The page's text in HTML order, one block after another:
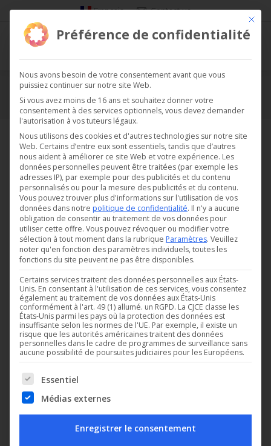
Français Contact us
About us
Vous êtes ici :
Active since 1989, Digitel SA is today one of the leaders in the
regulation and remote management of refrigeration
installations. The company has a strong portfolio of
customers throughout Europe and has carried out more than
3’000 installations in the fields of food retailing, hotels,
restaurants, industry and health (hospitals and pharmaceutical
laboratories).
Digitel SA is based in Cugy (VD), Switzerland.
2021
Changement de propriétaire. La société
Digitel reste en mains familiales et garde
2019
Ce
Préférence de confidentialité
Nous avons besoin de votre consentement avant que vous
puissiez continuer sur notre site Web.
Si vous avez moins de 16 ans et souhaitez donner votre
consentement à des services optionnels, vous devez demander
l'autorisation à vos tuteurs légaux.
Nous utilisons des cookies et d'autres technologies sur notre site
Web. Certains d’entre eux sont essentiels, tandis que d’autres
nous aident à améliorer ce site Web et votre expérience. Les
données personnelles peuvent être traitées (par exemple les
adresses IP), par exemple pour des publicités et du contenu
personnalisés ou pour la mesure des publicités et du contenu.
Vous pouvez trouver plus d'informations sur l'utilisation de vos
données dans notre politique de confidentialité. Il n'y a aucune
obligation de consentir au traitement de vos données pour
utiliser cette offre. Vous pouvez révoquer ou modifier votre
sélection à tout moment dans la rubrique Paramètres. Veuillez
noter qu'en fonction des paramètres individuels, toutes les
fonctions du site peuvent ne pas être disponibles.
Certains services traitent des données personnelles aux États-
Unis. En consentant à l'utilisation de ces services, vous consentez
également au traitement de vos données aux États-Unis
conformément à l'art. 49 (1) allumé. un RGPD. La CJCE classe les
États-Unis parmi les pays où la protection des données est
insuffisante selon les normes de l'UE. Par exemple, il existe un
risque que les autorités américaines traitent des données
personnelles dans le cadre de programmes de surveillance sans
aucune possibilité de poursuites judiciaires pour les Européens.
The following is a list of service groups for which consent can
Essentiel
Médias externes
Enregistrer le consentement